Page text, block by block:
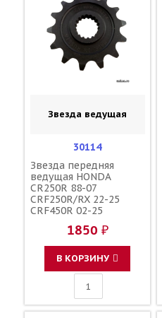
Звезда ведущая
30114
Звезда передняя
ведущая HONDA
CR250R 88-07
CRF250R/RX 22-25
CRF450R 02-25
CRF450RX 17-25
CR500R 88-01 зубов 14
/ MRP JTF284 253--520-
23802-HP1-670
1850 ₽
В КОРЗИНУ